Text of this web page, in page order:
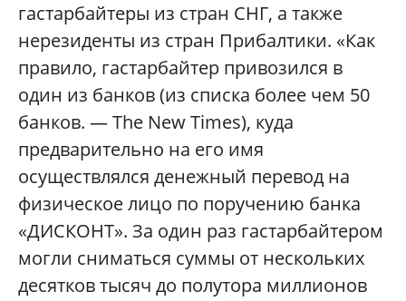
гастарбайтеры из стран СНГ, а также
нерезиденты из стран Прибалтики. «Как
правило, гастарбайтер привозился в
один из банков (из списка более чем 50
банков. — The New Times), куда
предварительно на его имя
осуществлялся денежный перевод на
физическое лицо по поручению банка
«ДИСКОНТ». За один раз гастарбайтером
могли сниматься суммы от нескольких
десятков тысяч до полутора миллионов